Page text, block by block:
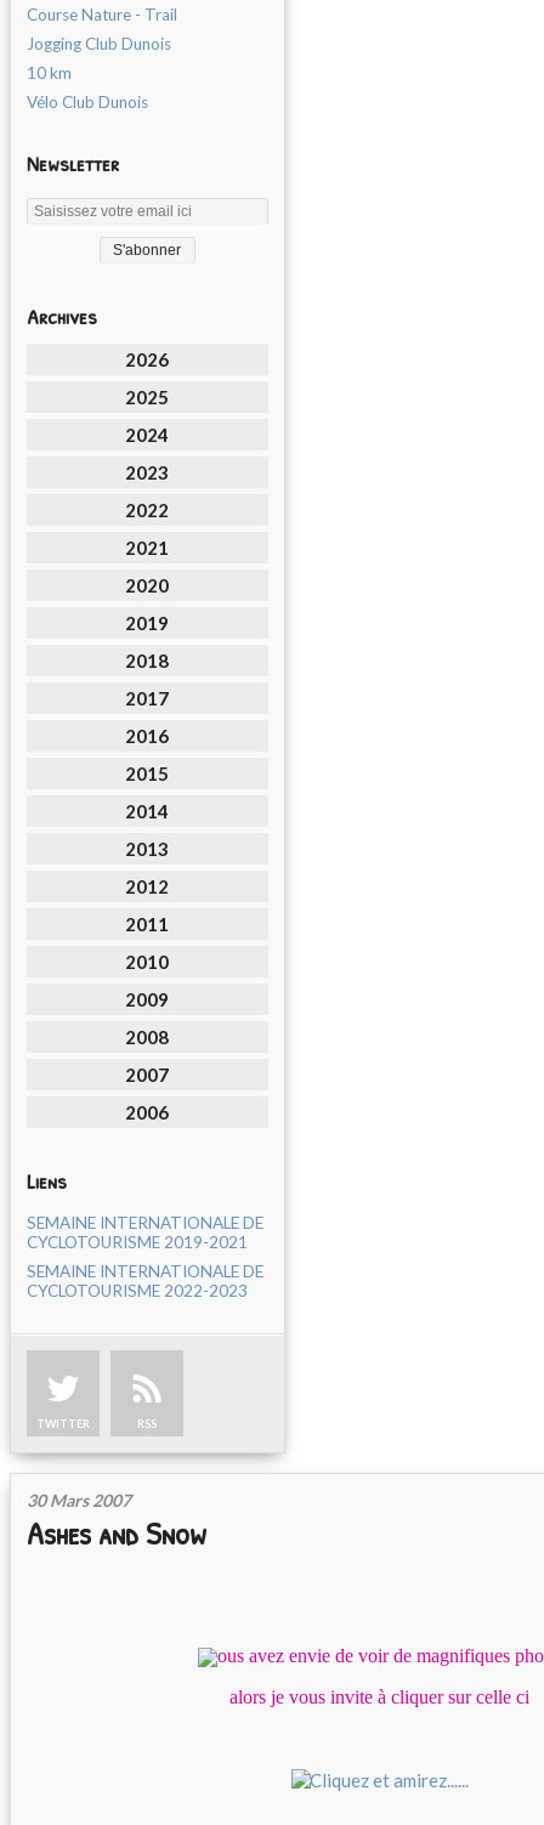
Course Nature - Trail
Jogging Club Dunois
10 km
Vélo Club Dunois
Newsletter
Archives
2026
2025
2024
2023
2022
2021
2020
2019
2018
2017
2016
2015
2014
2013
2012
2011
2010
2009
2008
2007
2006
Liens
SEMAINE INTERNATIONALE DE
CYCLOTOURISME 2019-2021
SEMAINE INTERNATIONALE DE
CYCLOTOURISME 2022-2023
TWITTER RSS
30 Mars 2007
Ashes and Snow
ous avez envie de voir de magnifiques
alors je vous invite à cliquer sur celle ci